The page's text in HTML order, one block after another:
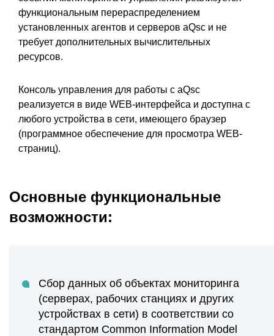
функциональным перераспределением
установленных агентов и серверов aQsc и не
требует дополнительных вычислительных
ресурсов.
Консоль управления для работы с aQsc
реализуется в виде WEB-интерфейса и доступна с
любого устройства в сети, имеющего браузер
(программное обеспечение для просмотра WEB-
страниц).
Основные функциональные
возможности:
Сбор данных об объектах мониторинга
(серверах, рабочих станциях и других
устройствах в сети) в соответствии со
стандартом Common Information Model